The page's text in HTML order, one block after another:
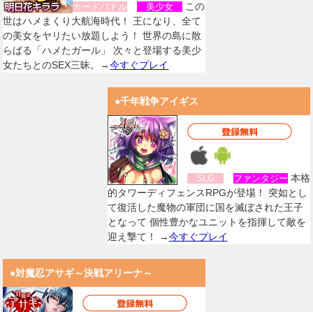
カードバトル 美少女
この
世はハメまくり大航海時代！ 王になり、全て
の美女をヤリたい放題しよう！ 世界の島に散
らばる「ハメたガール」 次々と登場する美少
女たちとのSEX三昧。→今すぐプレイ
●千年戦争アイギス
SLG ファンタジー 本格
的タワーディフェンスRPGが登場！ 突如とし
て復活した魔物の軍団に国を滅ぼされた王子
となって 個性豊かなユニットを指揮して敵を
迎え撃て！ →今すぐプレイ
●対魔忍アサギ～決戦アリーナ～